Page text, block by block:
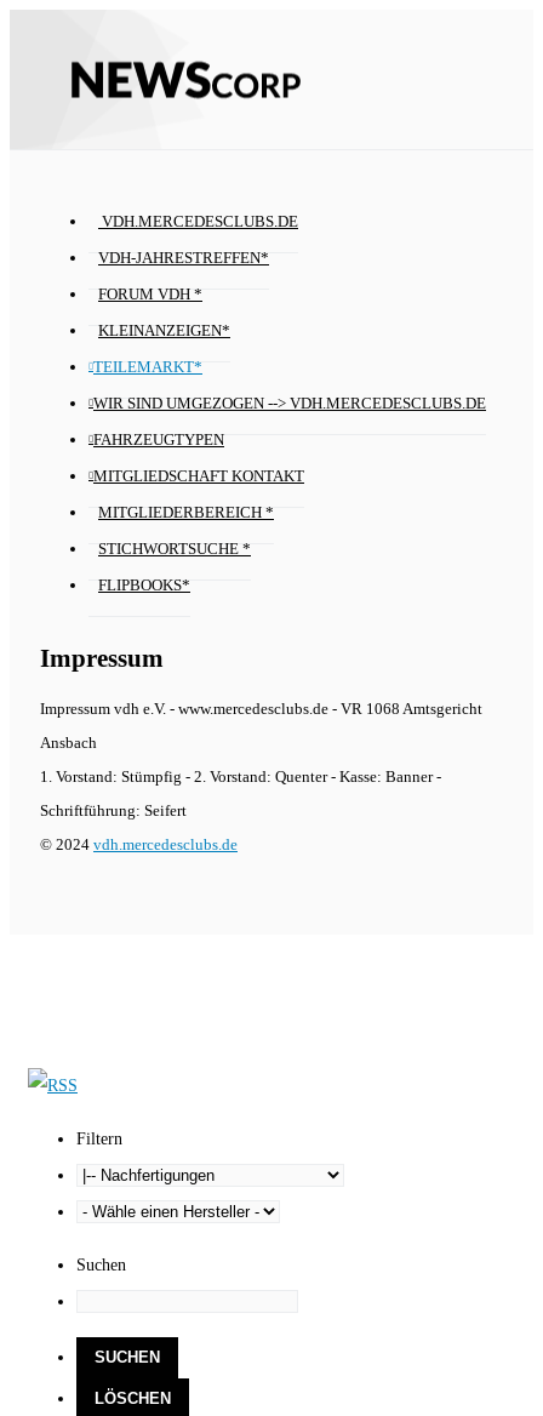
VDH.MERCEDESCLUBS.DE
VDH-JAHRESTREFFEN*
FORUM VDH *
KLEINANZEIGEN*
TEILEMARKT*
WIR SIND UMGEZOGEN --> VDH.MERCEDESCLUBS.DE
FAHRZEUGTYPEN
MITGLIEDSCHAFT KONTAKT
MITGLIEDERBEREICH *
STICHWORTSUCHE *
FLIPBOOKS*
Impressum
Impressum vdh e.V. - www.mercedesclubs.de - VR 1068 Amtsgericht
Ansbach
1. Vorstand: Stümpfig - 2. Vorstand: Quenter - Kasse: Banner -
Schriftführung: Seifert
© 2024 vdh.mercedesclubs.de
Filtern
Suchen